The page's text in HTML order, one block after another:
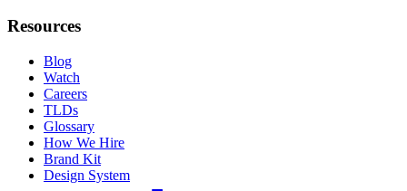
Resources
Blog
Watch
Careers
TLDs
Glossary
How We Hire
Brand Kit
Design System